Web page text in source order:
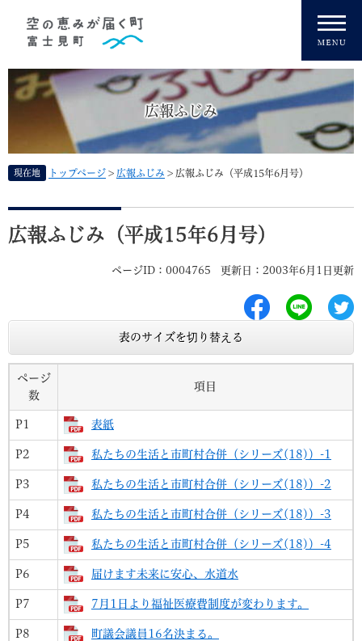
広報ふじみ
現在地 トップページ > 広報ふじみ > 広報ふじみ（平成15年6月号）
本
文
広報ふじみ（平成15年6月号）
ページID：0004765 更新日：2003年6月1日更新
表のサイズを切り替える
ページ
数
項目
P1 表紙
P2 私たちの生活と市町村合併（シリーズ(18)）-1
P3 私たちの生活と市町村合併（シリーズ(18)）-2
P4 私たちの生活と市町村合併（シリーズ(18)）-3
P5 私たちの生活と市町村合併（シリーズ(18)）-4
P6 届けます未来に安心、水道水
P7 7月1日より福祉医療費制度が変わります。
P8 町議会議員16名決まる。